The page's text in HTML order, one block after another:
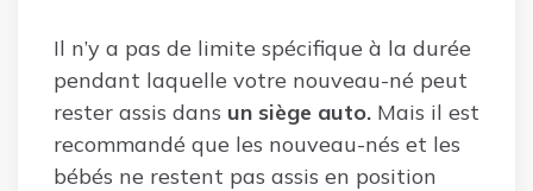
Il n’y a pas de limite spécifique à la durée
pendant laquelle votre nouveau-né peut
rester assis dans un siège auto. Mais il est
recommandé que les nouveau-nés et les
bébés ne restent pas assis en position